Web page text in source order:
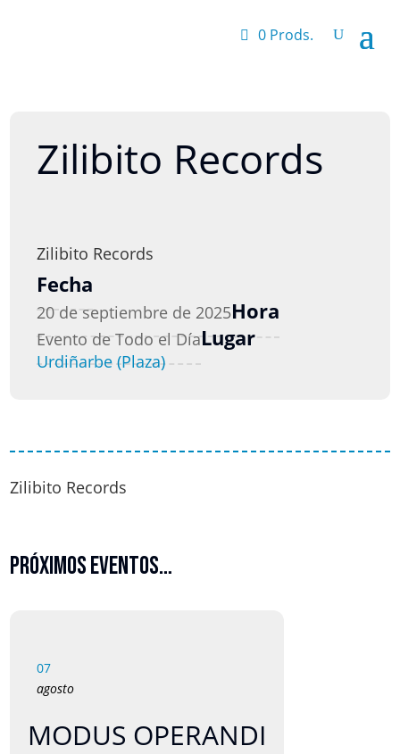
0 Prods.
Zilibito Records
Próximos eventos…
07
agosto
MODUS OPERANDI
Zilibito Records
Zilibito Records
Fecha
20 de septiembre de 2025Hora
Evento de Todo el DíaLugar
Urdiñarbe (Plaza)